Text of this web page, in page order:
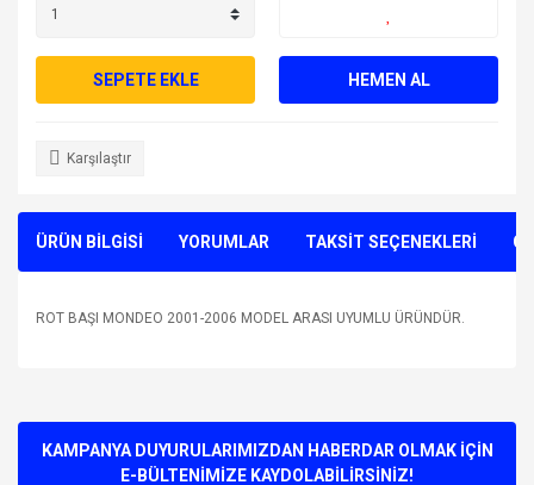
SEPETE EKLE HEMEN AL
Karşılaştır
ÜRÜN BİLGİSİ YORUMLAR TAKSİT SEÇENEKLERİ
ROT BAŞI MONDEO 2001-2006 MODEL ARASI UYUMLU ÜRÜNDÜR.
kullanarak tarafımıza iletebilirsiniz.
Görüş ve önerileriniz için teşekkür ederiz.
KAMPANYA DUYURULARIMIZDAN HABERDAR OLMAK İÇİN
E-BÜLTENİMİZE KAYDOLABİLİRSİNİZ!